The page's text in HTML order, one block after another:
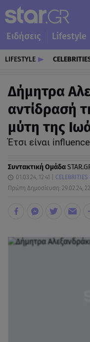
Ειδήσεις Lifestyle
LIFESTYLE
Δήμητρα
αντίδρασή
μύτη της
Έτσι είναι
Συντακτική Ομάδα
01.03.24, 12:41
Πρώτη Δημοσίευση: 29.02.24,